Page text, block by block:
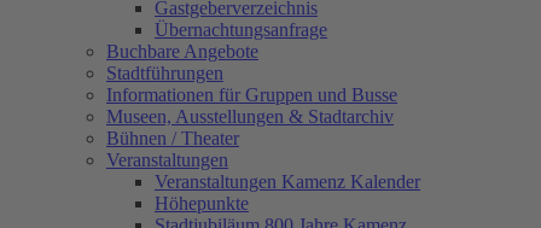
Gastgeberverzeichnis
Übernachtungsanfrage
Buchbare Angebote
Stadtführungen
Informationen für Gruppen und Busse
Museen, Ausstellungen & Stadtarchiv
Bühnen / Theater
Veranstaltungen
Veranstaltungen Kamenz Kalender
Höhepunkte